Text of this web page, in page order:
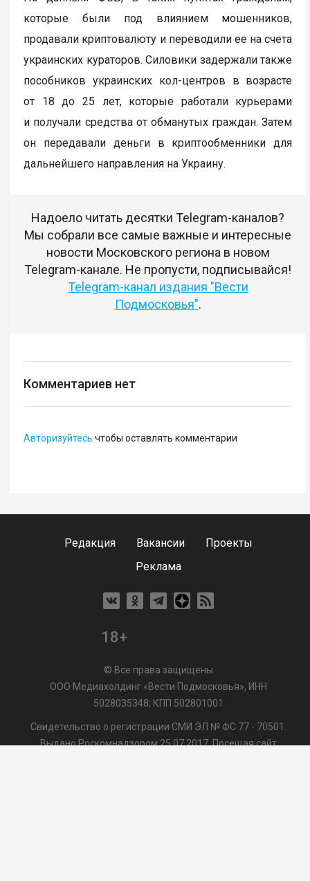
которые были под влиянием мошенников,
продавали криптовалюту и переводили ее на счета
украинских кураторов. Силовики задержали также
пособников украинских кол-центров в возрасте
от 18 до 25 лет, которые работали курьерами
и получали средства от обманутых граждан. Затем
он передавали деньги в криптообменники для
дальнейшего направления на Украину.
Надоело читать десятки Telegram-каналов?
Мы собрали все самые важные и интересные
новости Московского региона в новом
Telegram-канале. Не пропусти, подписывайся!
Telegram-канал издания "Вести
Подмосковья".
Комментариев нет
Авторизуйтесь чтобы оставлять комментарии
Редакция Вакансии
Проекты
Реклама
18+
© Все права защищены
ООО Медиахолдинг «Вести Подмосковья», ИНН
5028035348; КПП 502801001
Свидетельство о регистрации СМИ ЭЛ № ФС 77 - 70501.
Выдано Роскомнадзором 25.07.2017. Посещая сайт